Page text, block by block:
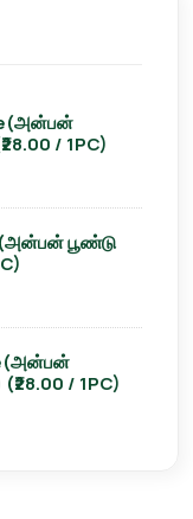
/ 1PC)
பூண்டு
/ 1PC)